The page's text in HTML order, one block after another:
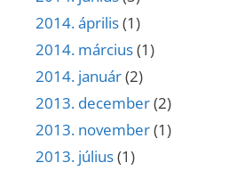
2014. április(1)
2014. március(1)
2014. január(2)
2013. december(2)
2013. november(1)
2013. július(1)